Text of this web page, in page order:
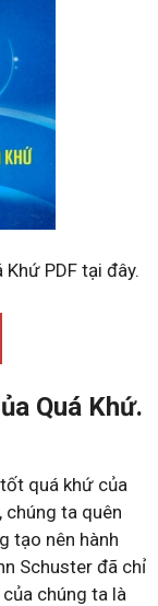
PDF tại đây.
Quá Khứ.
quá khứ của
chúng ta quên
tạo nên hành
Schuster đã chỉ
chúng ta là